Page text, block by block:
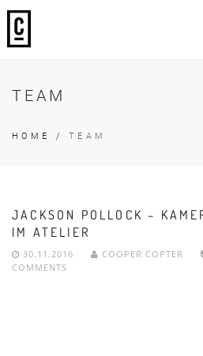
TEAM
HOME / TEAM
JACKSON POLLOCK –
IM ATELIER
30.11.2016 COOPER COPTER
COMMENTS